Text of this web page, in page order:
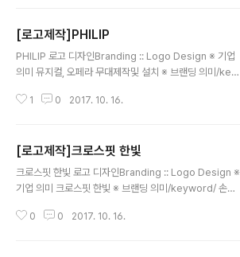
니다. 이어 웹사이트까지 반응형웹으로 만들어 드렸습니
다.
[로고제작]PHILIP
PHILIP 로고 디자인Branding :: Logo Design ※ 기업
의미 뮤지컬, 오페라 무대제작및 설치 ※ 브랜딩 의미/key
하지만 독특한 느낌의 심볼을 만들고 그에 어울리는 제목
1 0 2017. 10. 16.
[로고제작]크로스핏 한빛
크로스핏 한빛 로고 디자인Branding :: Logo Design ※
기업 의미 크로스핏 한빛 ※ 브랜딩 의미/keyword/ 손글
라, 한국적이면서도 힘이 느껴지는 형태의 서체와 낙관안
0 0 2017. 10. 16.